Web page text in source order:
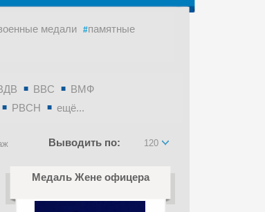
медали
памятные
ВВС
ВМФ
РВСН ещё...
Выводить по: 120
Медаль Жене офицера